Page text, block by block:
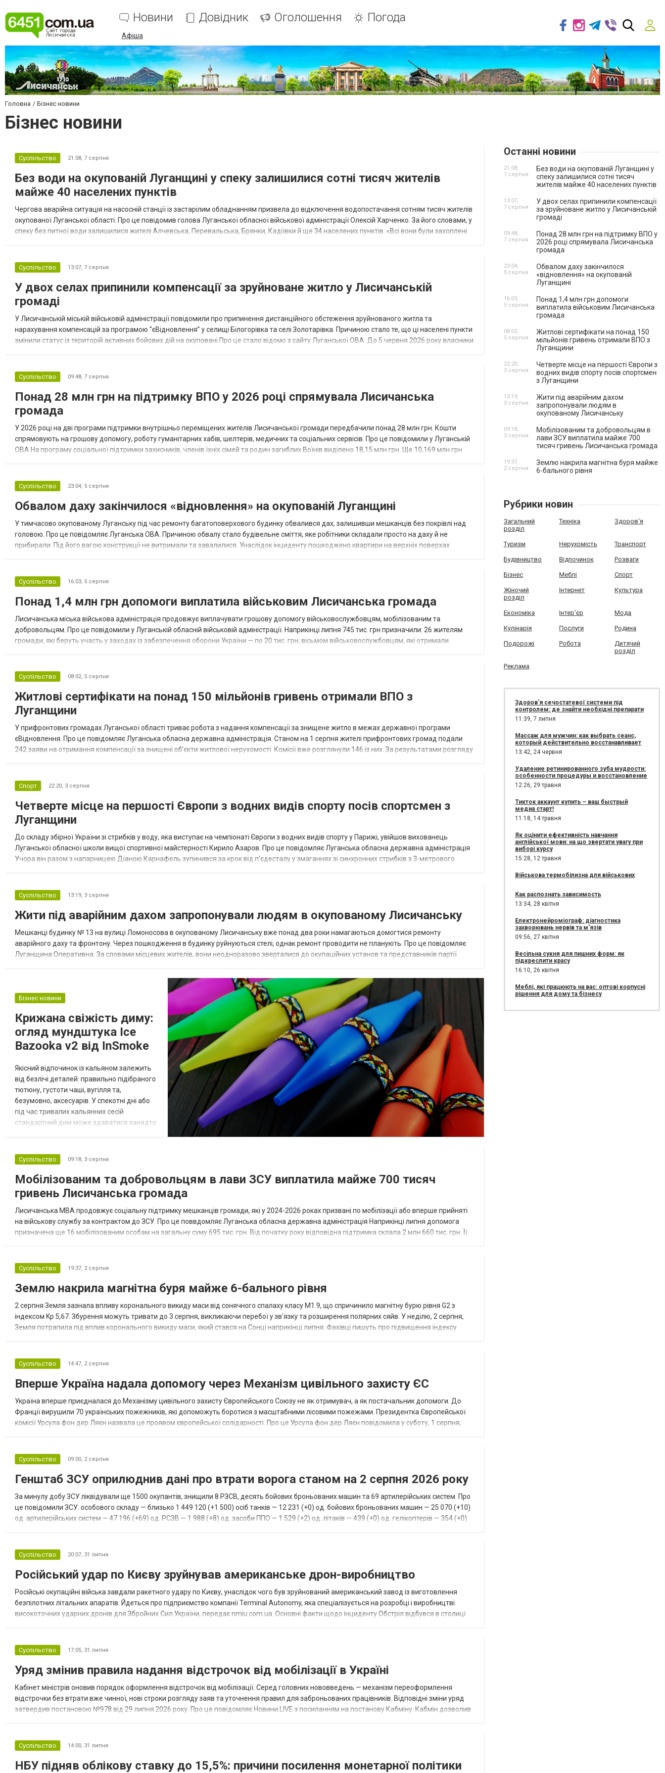
Новини Довідник Оголошення Погода
Афіша
Головна Бізнес новини
Бізнес новини
Суспільство 21:08, 7 серпня
Без води на окупованій Луганщині у спеку залишилися сотні тисяч жителів
майже 40 населених пунктів
Чергова аварійна ситуація на насосній станції із застарілим обладнанням призвела до відключення водопостачання сотням тисяч жителів
окупованої Луганської області. Про це повідомив голова Луганської обласної військової адміністрації Олексій Харченко. За його словами, у
спеку без питної води залишилися жителі Алчевська, Перевальська, Брянки, Кадіївки й ще 34 населених пунктів. «Всі вони були захоплені
Суспільство 13:07, 7 серпня
У двох селах припинили компенсації за зруйноване житло у Лисичанській
громаді
У Лисичанській міській військовій адміністрації повідомили про припинення дистанційного обстеження зруйнованого житла та
нарахування компенсацій за програмою “єВідновлення” у селищі Білогорівка та селі Золотарівка. Причиною стало те, що ці населені пункти
змінили статус із територій активних бойових дій на окуповані.Про це стало відомо з сайту Луганської ОВА. До 5 червня 2026 року власники
Суспільство 09:48, 7 серпня
Понад 28 млн грн на підтримку ВПО у 2026 році спрямувала Лисичанська
громада
У 2026 році на дві програми підтримки внутрішньо переміщених жителів Лисичанської громади передбачили понад 28 млн грн. Кошти
спрямовують на грошову допомогу, роботу гуманітарних хабів, шелтерів, медичних та соціальних сервісів. Про це повідомили у Луганській
ОВА.На програму соціальної підтримки захисників, членів їхніх сімей та родин загиблих Воїнів виділено 18,15 млн грн. Ще 10,169 млн грн
Суспільство 23:04, 5 серпня
Обвалом даху закінчилося «відновлення» на окупованій Луганщині
У тимчасово окупованому Луганську під час ремонту багатоповерхового будинку обвалився дах, залишивши мешканців без покрівлі над
головою. Про це повідомляє Луганська ОВА. Причиною обвалу стало будівельне сміття, яке робітники складали просто на даху й не
прибирали. Під його вагою конструкції не витримали та завалилися. Унаслідок інциденту пошкоджено квартири на верхніх поверхах
Суспільство 16:03, 5 серпня
Понад 1,4 млн грн допомоги виплатила військовим Лисичанська громада
Лисичанська міська військова адміністрація продовжує виплачувати грошову допомогу військовослужбовцям, мобілізованим та
добровольцям. Про це повідомили у Луганській обласній військовій адміністрації. Наприкінці липня 745 тис. грн призначили: 26 жителям
громади, які беруть участь у заходах із забезпечення оборони України — по 20 тис. грн; вісьмом військовослужбовцям, які отримали
Суспільство 08:02, 5 серпня
Житлові сертифікати на понад 150 мільйонів гривень отримали ВПО з
Луганщини
У прифронтових громадах Луганської області триває робота з надання компенсації за знищене житло в межах державної програми
єВідновлення. Про це повідомляє Луганська обласна державна адміністрація. Станом на 1 серпня жителі прифронтових громад подали
242 заяви на отримання компенсації за знищені об’єкти житлової нерухомості. Комісії вже розглянули 146 із них. За результатами розгляду
Спорт 22:20, 3 серпня
Четверте місце на першості Європи з водних видів спорту посів спортсмен з
Луганщини
До складу збірної України зі стрибків у воду, яка виступає на чемпіонаті Європи з водних видів спорту у Парижі, увійшов вихованець
Луганської обласної школи вищої спортивної майстерності Кирило Азаров. Про це повідомляє Луганська обласна державна адміністрація
Учора він разом з напарницею Діаною Карнафель зупинився за крок від п'єдесталу у змаганнях зі синхронних стрибків з 3-метрового
Суспільство 13:19, 3 серпня
Жити під аварійним дахом запропонували людям в окупованому Лисичанську
Мешканці будинку № 13 на вулиці Ломоносова в окупованому Лисичанську вже понад два роки намагаються домогтися ремонту
аварійного даху та фронтону. Через пошкодження в будинку руйнуються стелі, однак ремонт проводити не планують. Про це повідомляє
Луганщина Оперативна. За словами місцевих жителів, вони неодноразово зверталися до окупаційних установ та представників партії
Бізнес новини
Крижана свіжість диму:
огляд мундштука Ice
Bazooka v2 від InSmoke
Якісний відпочинок із кальяном залежить
від безлічі деталей: правильно підібраного
тютюну, густоти чаші, вугілля та,
безумовно, аксесуарів. У спекотні дні або
під час тривалих кальянних сесій
стандартний дим може здаватися занадто
охолоджувальні системи, серед яких
особливе місце посідає оновлений
аксесуар — мундштук Ice Bazooka v2.
Інтернет-магазин скляних виробів та
кальянн...
Суспільство 09:18, 3 серпня
Мобілізованим та добровольцям в лави ЗСУ виплатила майже 700 тисяч
гривень Лисичанська громада
Лисичанська МВА продовжує соціальну підтримку мешканців громади, які у 2024-2026 роках призвані по мобілізації або вперше прийняті
на військову службу за контрактом до ЗСУ. Про це поввдомляє Луганська обласна державна адміністрація Наприкінці липня допомога
призначена ще 16 мобілізованим особам на загальну суму 695 тис. грн. Від початку року відповідна підтримка склала 2 млн 660 тис. грн. Її
Суспільство 19:37, 2 серпня
Землю накрила магнітна буря майже 6-бального рівня
2 серпня Земля зазнала впливу коронального викиду маси від сонячного спалаху класу M1.9, що спричинило магнітну бурю рівня G2 з
індексом Kp 5,67. Збурення можуть тривати до 3 серпня, викликаючи перебої у зв'язку та розширення полярних сяйв. У неділю, 2 серпня,
Земля потрапила під вплив коронального викиду маси, який стався на Сонці наприкінці липня. Фахівці пишуть про підвищення індексу
Суспільство 14:47, 2 серпня
Вперше Україна надала допомогу через Механізм цивільного захисту ЄС
Україна вперше приєдналася до Механізму цивільного захисту Європейського Союзу не як отримувач, а як постачальник допомоги. До
Франції вирушили 70 українських пожежників, які допоможуть боротися з масштабними лісовими пожежами. Президентка Європейської
комісії Урсула фон дер Ляєн назвала це проявом європейської солідарності. Про це Урсула фон дер Ляєн повідомила у суботу, 1 серпня,
Суспільство 09:00, 2 серпня
Генштаб ЗСУ оприлюднив дані про втрати ворога станом на 2 серпня 2026 року
За минулу добу ЗСУ ліквідували ще 1500 окупантів, знищили 8 РЗСВ, десять бойових броньованих машин та 69 артилерійських систем. Про
це повідомили ЗСУ. особового складу — близько 1 449 120 (+1 500) осіб танків — 12 231 (+0) од. бойових броньованих машин — 25 070 (+10)
од. артилерійських систем — 47 196 (+69) од. РСЗВ — 1 988 (+8) од. засоби ППО — 1 529 (+2) од. літаків — 439 (+0) од. гелікоптерів — 354 (+0)
Суспільство 20:07, 31 липня
Російський удар по Києву зруйнував американське дрон-виробництво
Російські окупаційні війська завдали ракетного удару по Києву, унаслідок чого був зруйнований американський завод із виготовлення
безпілотних літальних апаратів. Йдеться про підприємство компанії Terminal Autonomy, яка спеціалізується на розробці і виробництві
високоточних ударних дронів для Збройних Сил України, передає nmiu.com.ua. Основні факти щодо інциденту Обстріл відбувся в столиці
Суспільство 17:05, 31 липня
Уряд змінив правила надання відстрочок від мобілізації в Україні
Кабінет міністрів оновив порядок оформлення відстрочок від мобілізації. Серед головних нововведень — механізм переоформлення
відстрочки без втрати вже чинної, нові строки розгляду заяв та уточнення правил для заброньованих працівників. Відповідні зміни уряд
затвердив постановою №978 від 29 липня 2026 року. Про це повідомляє Новини.LIVE з посиланням на постанову Кабміну. Кабмін дозволив
Суспільство 14:00, 31 липня
НБУ підняв облікову ставку до 15,5%: причини посилення монетарної політики
Останні новини
Без води на окупованій Луганщині у
спеку залишилися сотні тисяч
жителів майже 40 населених пунктів
21:08,
7 серпня
У двох селах припинили компенсації
за зруйноване житло у Лисичанській
громаді
13:07,
7 серпня
Понад 28 млн грн на підтримку ВПО у
2026 році спрямувала Лисичанська
громада
09:48,
7 серпня
Обвалом даху закінчилося
«відновлення» на окупованій
Луганщині
23:04,
5 серпня
Понад 1,4 млн грн допомоги
виплатила військовим Лисичанська
громада
16:03,
5 серпня
Житлові сертифікати на понад 150
мільйонів гривень отримали ВПО з
Луганщини
08:02,
5 серпня
Четверте місце на першості Європи з
водних видів спорту посів спортсмен
з Луганщини
22:20,
3 серпня
Жити під аварійним дахом
запропонували людям в
окупованому Лисичанську
13:19,
3 серпня
Мобілізованим та добровольцям в
лави ЗСУ виплатила майже 700
тисяч гривень Лисичанська громада
09:18,
3 серпня
Землю накрила магнітна буря майже
6-бального рівня
19:37,
2 серпня
Рубрики новин
Загальний
розділ
Техніка Здоров'я
Туризм Нерухомість Транспорт
Будівництво Відпочинок Розваги
Бізнес Меблі Спорт
Жіночий
розділ
Інтернет Культура
Економіка Інтер'єр Мода
Кулінарія Послуги Родина
Подорожі Робота
Дитячий
розділ
Реклама
Здоров’я сечостатевої системи під
контролем: де знайти необхідні препарати
11:39, 7 липня
Массаж для мужчин: как выбрать сеанс,
который действительно восстанавливает
13:42, 24 червня
Удаление ретинированного зуба мудрости:
особенности процедуры и восстановление
12:26, 29 травня
Тикток аккаунт купить – ваш быстрый
медиа старт!
11:18, 14 травня
Як оцінити ефективність навчання
англійської мови: на що звертати увагу при
виборі курсу
15:28, 12 травня
Військова термобілизна для військових
Как распознать зависимость
13:34, 28 квітня
Електронейроміограф: діагностика
захворювань нервів та м'язів
09:56, 27 квітня
Весільна сукня для пишних форм: як
підкреслити красу
16:10, 26 квітня
Меблі, які працюють на вас: оптові корпусні
рішення для дому та бізнесу